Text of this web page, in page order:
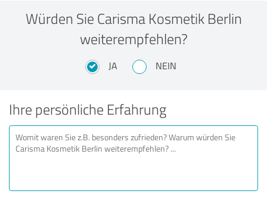
Würden Sie Carisma Kosmetik Berlin
weiterempfehlen?
JA NEIN
Ihre persönliche Erfahrung